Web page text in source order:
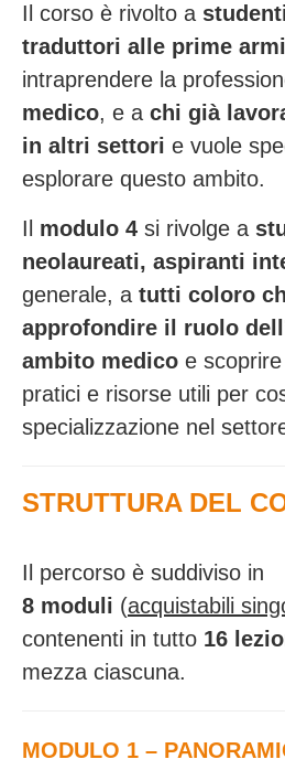
Il corso è rivolto a
traduttori alle prime armi
intraprendere la
medico, e a chi già
in altri settori e vuole
esplorare questo ambito.
Il modulo 4 si rivolge a
neolaureati, aspiranti
generale, a tutti coloro
approfondire il ruolo
ambito medico e
pratici e risorse utili per
specializzazione nel
STRUTTURA DEL
Il percorso è suddiviso in
8 moduli (acquistabili
contenenti in tutto 16
mezza ciascuna.
MODULO 1 –